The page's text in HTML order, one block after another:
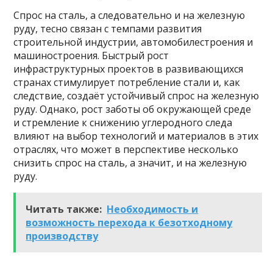
Спрос на сталь, а следовательно и на железную
руду, тесно связан с темпами развития
строительной индустрии, автомобилестроения и
машиностроения. Быстрый рост
инфраструктурных проектов в развивающихся
странах стимулирует потребление стали и, как
следствие, создаёт устойчивый спрос на железную
руду. Однако, рост заботы об окружающей среде
и стремление к снижению углеродного следа
влияют на выбор технологий и материалов в этих
отраслях, что может в перспективе несколько
снизить спрос на сталь, а значит, и на железную
руду.
Читать также: Необходимость и
возможность перехода к безотходному
производству